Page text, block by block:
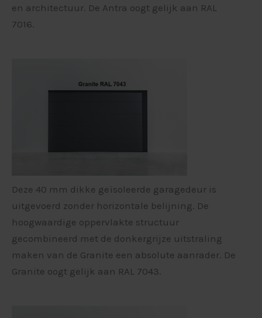
en architectuur. De Antra oogt gelijk aan RAL
7016.
Deze 40 mm dikke geïsoleerde garagedeur is
uitgevoerd zonder horizontale belijning. De
hoogwaardige oppervlakte structuur
gecombineerd met de donkergrijze uitstraling
maken van de Granite een absolute aanrader. De
Granite oogt gelijk aan RAL 7043.